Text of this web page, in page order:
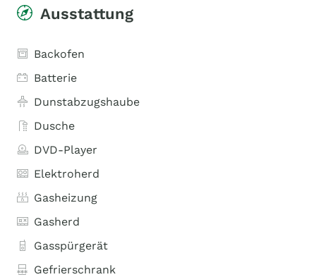
Ausstattung
Backofen
Batterie
Dunstabzugshaube
Dusche
DVD-Player
Elektroherd
Gasheizung
Gasherd
Gasspürgerät
Gefrierschrank